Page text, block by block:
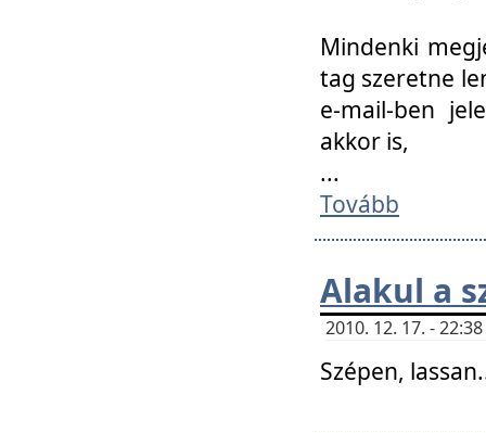
Mindenki
tag szeretne
e-mail-ben
akkor is,
...
Tovább
Alakul a
2010. 12. 17. -
Szépen,